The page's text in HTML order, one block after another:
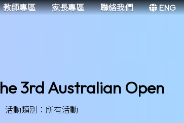
教師專區 家長專區 聯絡我們 ENG
3rd Australian Open
活動類別：所有活動